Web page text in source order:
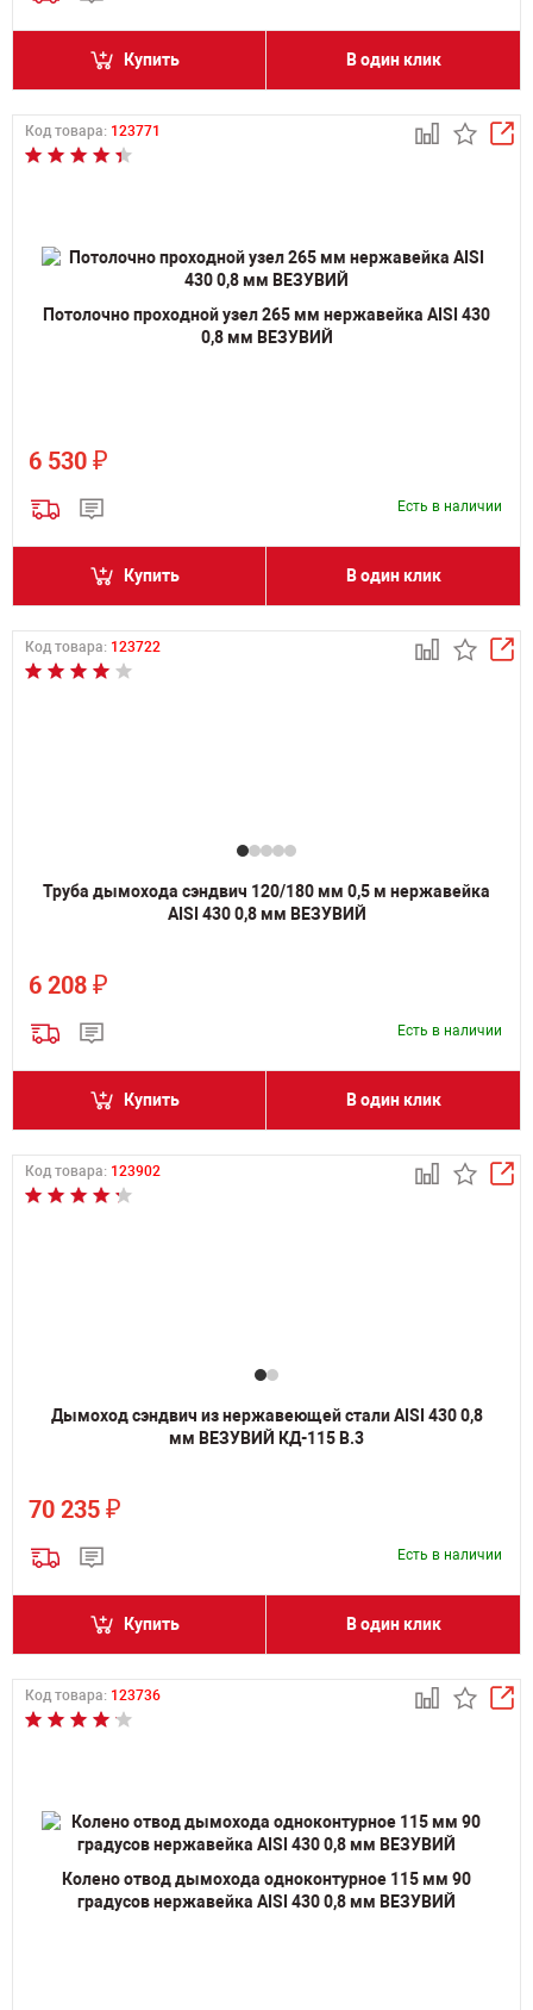
Купить В один клик
Код товара: 123771
Потолочно проходной узел 265 мм нержавейка AISI 430
0,8 мм ВЕЗУВИЙ
6 530 ₽
Есть в наличии
Купить В один клик
Код товара: 123722
Труба дымохода сэндвич 120/180 мм 0,5 м нержавейка
AISI 430 0,8 мм ВЕЗУВИЙ
6 208 ₽
Есть в наличии
Купить В один клик
Код товара: 123902
Дымоход сэндвич из нержавеющей стали AISI 430 0,8
мм ВЕЗУВИЙ КД-115 В.3
70 235 ₽
Есть в наличии
Купить В один клик
Код товара: 123736
Колено отвод дымохода одноконтурное 115 мм 90
градусов нержавейка AISI 430 0,8 мм ВЕЗУВИЙ